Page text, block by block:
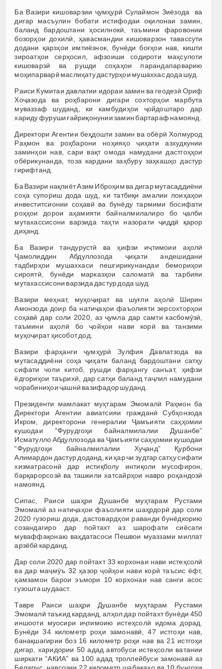
Ба Вазири кишоварзии ҷумҳурӣ Сулаймон Зиёзода ва
дигар масъулин бобати истифодаи оқилонаи замин,
баланд бардоштани ҳосилнокӣ, таъмини фаровонии
бозорҳои дохилӣ, ҳавасмандии кишоварзон тавассути
додани қарзҳои имтиёзнок, бунёди боғҳои нав, кишти
зироатҳои серҳосил, афзоиши содироти маҳсулоти
кишоварзӣ ва рушди соҳаҳои парандапарварию
моҳипарварӣ маслиҳату дастурҳои мушаххас дода шуд.
Раиси Кумитаи давлатии идораи замин ва геодезӣ Ориф
Хоҷазода ва роҳбарони дигари сохторҳои марбута
муваззаф шуданд, ки камбудиҳои ҷойдоштаро дар
хариду фуруши ғайриқонунии замин бартараф намоянд.
Директори Агентии беҳдошти замин ва обёрӣ Холмурод
Раҳмон ва роҳбарони ноҳияҳо ҷиҳати азхудкунии
заминҳои нав, сари вақт омода намудани дастгоҳҳои
обёрикунанда, тоза кардани заҳбуру заҳкашҳо дастур
гирифтанд.
Ба Вазири нақлиёт Азим Иброҳим ва дигар мутасаддиёни
соҳа супориш дода шуд, ки татбиқи амалии лоиҳаҳои
инвеститсионии соҳавӣ ва бунёду тармими босифати
роҳҳои дорои аҳамияти байналмилалиро бо ҷалби
мутахассисони варзида таҳти назорати ҷиддӣ қарор
диҳанд.
Ба Вазири тандурустӣ ва ҳифзи иҷтимоии аҳолӣ
Ҷамолиддин Абдуллозода ҷиҳати андешидани
тадбирҳои мушаххаси пешгирикунандаи бемориҳои
сироятӣ, бунёди марказҳои саломатӣ ва тарбияи
мутахассисони варзида дастур дода шуд.
Вазири меҳнат, муҳоҷират ва шуғли аҳолӣ Ширин
Амонзода доир ба натиҷаҳои фаъолияти зерсохторҳои
соҳавӣ дар соли 2020, аз ҷумла дар самти касбомӯзӣ,
таъмини аҳолӣ бо ҷойҳои нави корӣ ва танзими
муҳоҷират ҳисобот дод.
Вазири фарҳанги ҷумҳурӣ Зулфия Давлатзода ва
мутасаддиёни соҳа ҷиҳати баланд бардоштани сатҳу
сифати чопи китоб, рушди фарҳангу санъат, ҳифзи
ёдгориҳои таърихӣ, дар сатҳи баланд таҷлил намудани
чорабиниҳои ҷашнӣ вазифадор шуданд.
Президенти мамлакат муҳтарам Эмомалӣ Раҳмон ба
Директори Агентии авиатсияи гражданӣ Субҳонзода
Икром, директорони генералии Ҷамъияти саҳҳомии
кушодаи “Фурудгоҳи байналмилалии Душанбе”
Исматулло Абдуллозода ва Ҷамъияти саҳҳомии кушодаи
“Фурудгоҳи байналмилалии Хуҷанд” Қурбони
Алимардон дастур доданд, ки ҳар чи зудтар сатҳу сифати
хизматрасонӣ дар истиқболу интиқоли мусофирон,
барқарорсозӣ ва ташкили хатсайрҳои навро роҳандозӣ
намоянд.
Сипас, Раиси шаҳри Душанбе муҳтарам Рустами
Эмомалӣ аз натиҷаҳои фаъолияти шаҳрдорӣ дар соли
2020 гузориш дода, дастовардҳои раванди бунёдкорию
созандагиро дар пойтахт аз шарофати сиёсати
муваффақонаю ваҳдатасоси Пешвои муаззами миллат
арзёбӣ карданд.
Дар соли 2020 дар пойтахт 33 корхонаи нави истеҳсолӣ
ва дар маҷмӯъ 32 ҳазор ҷойҳои нави корӣ таъсис ёфт,
ҳамзамон барои эъмори 10 корхонаи нав санги асос
гузошта шудааст.
Тавре Раиси шаҳри Душанбе муҳтарам Рустами
Эмомалӣ таъкид карданд, алҳол дар пойтахт бунёди 450
иншооти муосири иҷтимоию истеҳсолӣ идома дорад.
Бунёди 34 километр роҳи замонавӣ, 47 истгоҳи нав,
банақшагирии боз 16 километр роҳи нав ва 21 истгоҳи
дигар, харидории 50 адад автобуси истеҳсоли ватании
ширкати “АКИА” ва 100 адад троллейбуси замонавӣ аз
Беларус, навсозии 22 километр шабакаҳо ва 10 бунгоҳи